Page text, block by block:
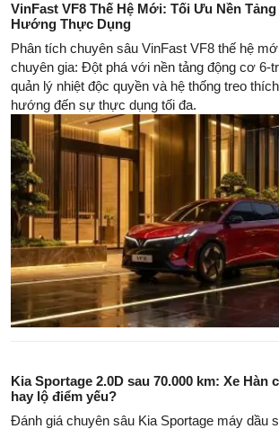
VinFast VF8 Thế Hệ Mới: Tối Ưu Nền
Hướng Thực Dụng
Phân tích chuyên sâu VinFast VF8 thế hệ
chuyên gia: Đột phá với nền tảng động cơ 6-
quản lý nhiệt độc quyền và hệ thống treo
hướng đến sự thực dụng tối đa.
Kia Sportage 2.0D sau 70.000 km: Xe Hàn
hay lộ điểm yếu?
Đánh giá chuyên sâu Kia Sportage máy dầu